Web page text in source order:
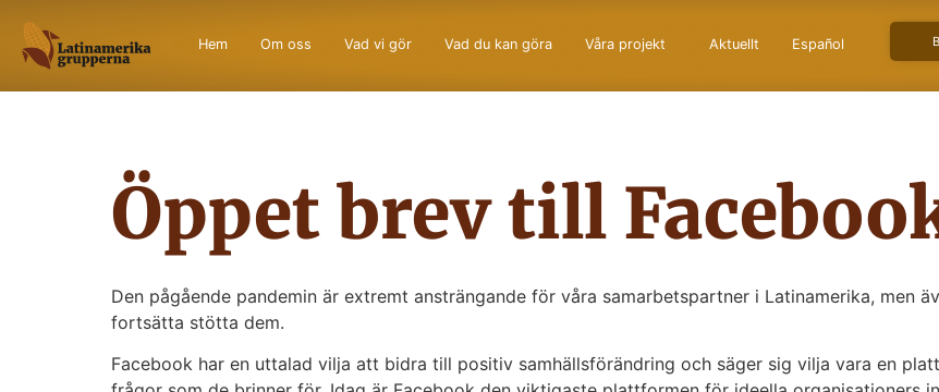
Hem Om oss Vad vi gör Vad du kan göra Våra projekt Aktuellt Español
Öppet brev till
Den pågående pandemin är extremt ansträngande för våra samarbetspartner i Latinamerika, men
fortsätta stötta dem.
Facebook har en uttalad vilja att bidra till positiv samhällsförändring och säger sig vilja vara en